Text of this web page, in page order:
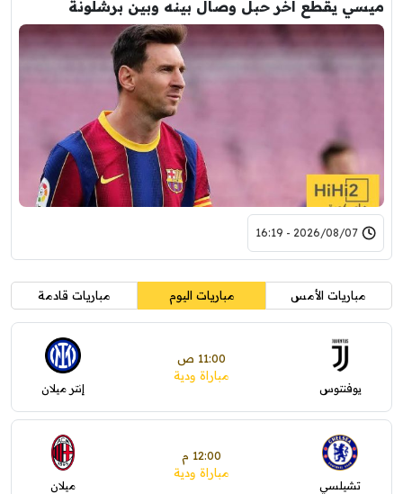
ميسي يقطع آخر حبل وصال بينه وبين برشلونة
2026/08/07 - 16:19
مباريات الأمس مباريات اليوم مباريات قادمة
يوفنتوس
11:00 ص
مباراة ودية
إنتر ميلان
تشيلسي
12:00 م
مباراة ودية
ميلان